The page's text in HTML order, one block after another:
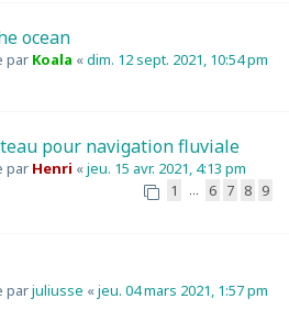
ocean
par Koala «dim. 12 sept. 2021, 10:54 pm
pour navigation fluviale
par Henri «jeu. 15 avr. 2021, 4:13 pm
1 … 6 7 8 9
parjuliusse «jeu. 04 mars 2021, 1:57 pm